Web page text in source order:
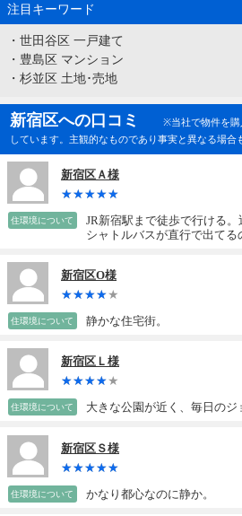
注目キーワード
・ 世田谷区 一戸建て
・ 豊島区 マンション
・ 杉並区 土地･売地
新宿区への口コミ
※当社で物件を購
しています。主観的なものであり事実と異なる場合
新宿区Ａ様
住環境について
JR新宿駅まで徒歩で行ける
シャトルバスが直行で出てる
新宿区O様
住環境について 静かな住宅街。
新宿区Ｌ様
住環境について 大きな公園が近く、毎日のジ
新宿区Ｓ様
住環境について かなり都心なのに静か。